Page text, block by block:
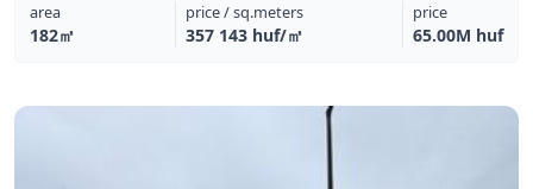
area
182㎡
price / sq.meters
357 143 huf/㎡
price
65.00M huf